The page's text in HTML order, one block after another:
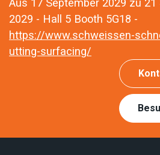
Aus 17 September 2029 zu 21
2029 - Hall 5 Booth 5G18 -
https://www.schweissen-
utting-surfacing/